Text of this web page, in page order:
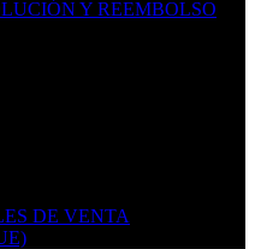
Y REEMBOLSO
DE VENTA